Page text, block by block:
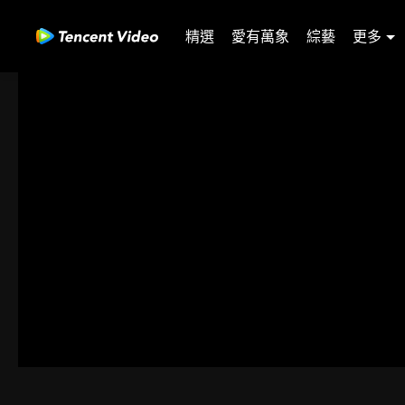
精選 愛有萬象 綜藝 更多